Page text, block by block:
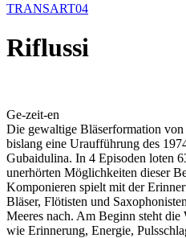
TRANSART04
Riflussi
Ge-zeit-en
Die gewaltige Bläserformation von
bislang eine Uraufführung des
Gubaidulina. In 4 Episoden loten
unerhörten Möglichkeiten dieser
Komponieren spielt mit der
Bläser, Flötisten und
Meeres nach. Am Beginn steht die
wie Erinnerung, Energie,